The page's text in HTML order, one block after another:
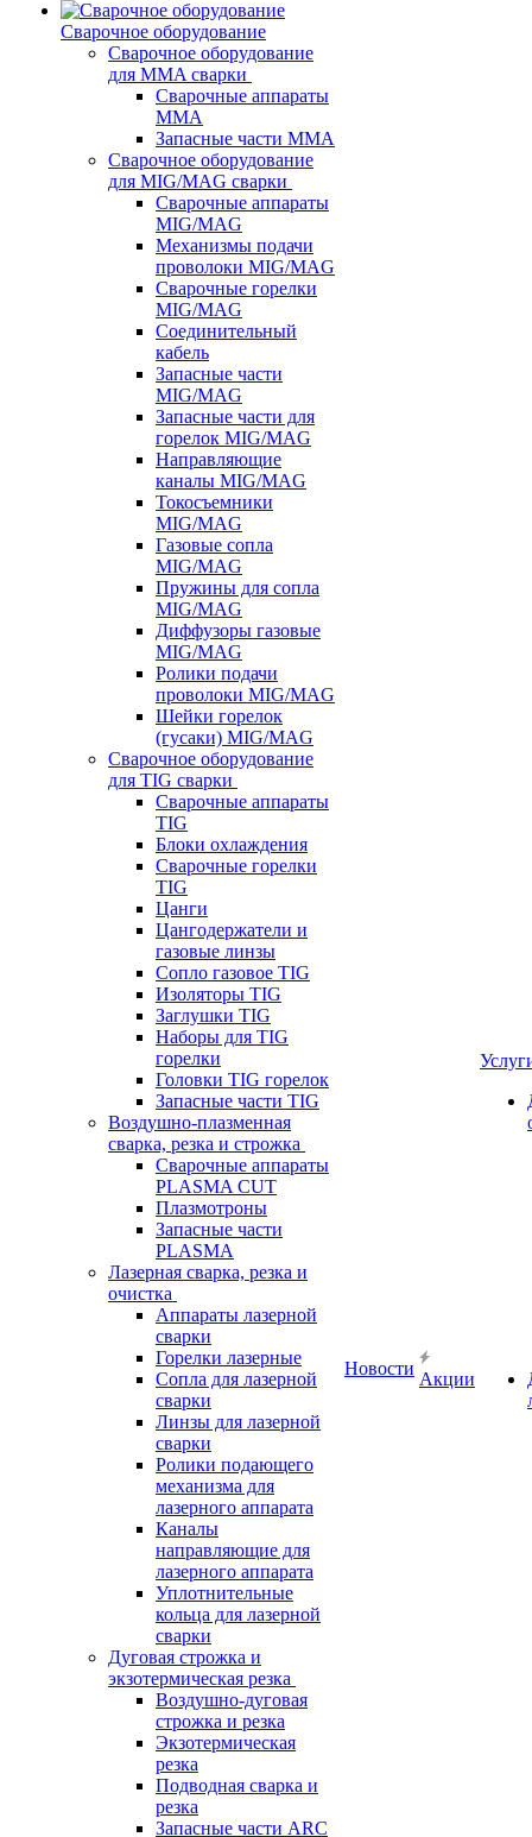
Сварочное оборудование
Сварочное оборудование
для MMA сварки
Сварочные аппараты
MMA
Запасные части MMA
Сварочное оборудование
для MIG/MAG сварки
Сварочные аппараты
MIG/MAG
Механизмы подачи
проволоки MIG/MAG
Сварочные горелки
MIG/MAG
Соединительный
кабель
Запасные части
MIG/MAG
Запасные части для
горелок MIG/MAG
Направляющие
каналы MIG/MAG
Токосъемники
MIG/MAG
Газовые сопла
MIG/MAG
Пружины для сопла
MIG/MAG
Диффузоры газовые
MIG/MAG
Ролики подачи
проволоки MIG/MAG
Шейки горелок
(гусаки) MIG/MAG
Сварочное оборудование
для TIG сварки
Сварочные аппараты
TIG
Блоки охлаждения
Сварочные горелки
TIG
Цанги
Цангодержатели и
газовые линзы
Сопло газовое TIG
Изоляторы TIG
Заглушки TIG
Наборы для TIG
горелки
Головки TIG горелок
Запасные части TIG
Воздушно-плазменная
сварка, резка и строжка
Сварочные аппараты
PLASMA CUT
Плазмотроны
Запасные части
PLASMA
Лазерная сварка, резка и
очистка
Аппараты лазерной
сварки
Горелки лазерные
Сопла для лазерной
сварки
Линзы для лазерной
сварки
Ролики подающего
механизма для
лазерного аппарата
Каналы
направляющие для
лазерного аппарата
Уплотнительные
кольца для лазерной
сварки
Дуговая строжка и
экзотермическая резка
Воздушно-дуговая
строжка и резка
Экзотермическая
резка
Подводная сварка и
резка
Запасные части ARC
Новости
Акции